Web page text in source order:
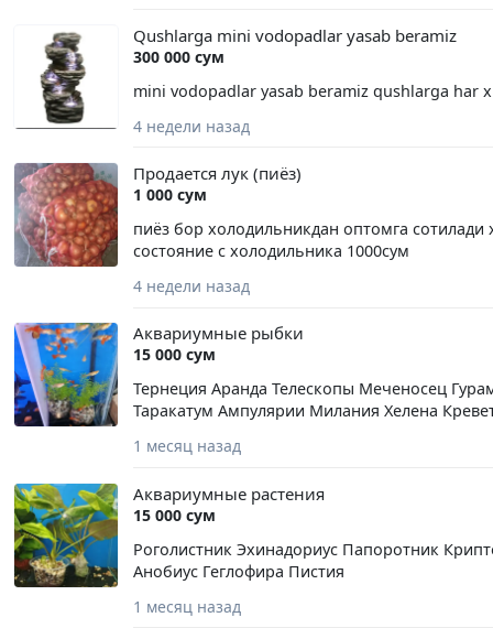
Qushlarga mini vodopadlar yasab beramiz
300 000 сум
mini vodopadlar yasab beramiz qushlarga har
4 недели назад
Продается лук (пиёз)
1 000 сум
пиёз бор холодильникдан оптомга
состояние с холодильника 1000сум
4 недели назад
Аквариумные рыбки
15 000 сум
Тернеция Аранда Телескопы Меченосец
Таракатум Ампулярии Милания Хелена
1 месяц назад
Аквариумные растения
15 000 сум
Роголистник Эхинадориус Папоротник
Анобиус Геглофира Пистия
1 месяц назад